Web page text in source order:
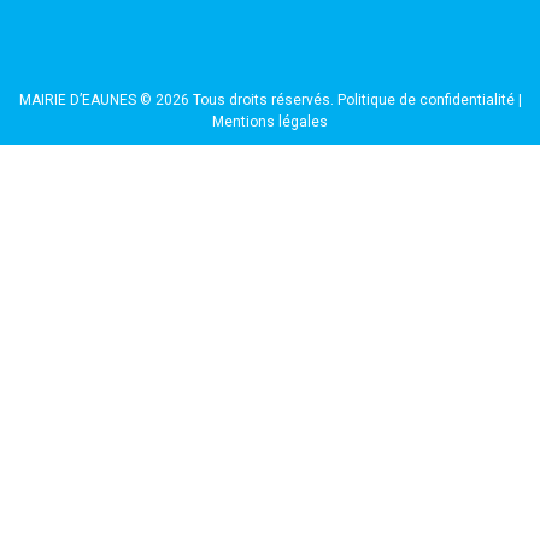
MAIRIE D’EAUNES © 2026 Tous droits réservés. Politique de confidentialité|
Mentions légales